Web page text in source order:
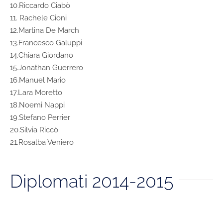
10.Riccardo Ciabò
11. Rachele Cioni
12.Martina De March
13.Francesco Galuppi
14.Chiara Giordano
15.Jonathan Guerrero
16.Manuel Mario
17.Lara Moretto
18.Noemi Nappi
19.Stefano Perrier
20.Silvia Riccò
21.Rosalba Veniero
Diplomati 2014-2015